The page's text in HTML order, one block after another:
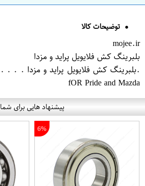
توضیحات کالا
mojee.ir
بلبرینگ کش فلایویل پراید و مزدا
fO​R Pride a​nd Mazda
پیشنهاد هایی برای شما
6%